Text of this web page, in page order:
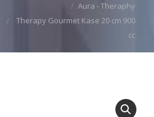
Aura - Theraphy
Therapy Gourmet Kase 20 cm 900
cc